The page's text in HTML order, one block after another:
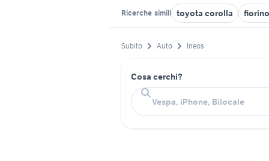
Ricerche simili toyota corolla
Subito Auto Ineos
Cosa cerchi?